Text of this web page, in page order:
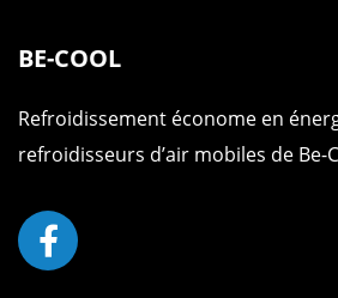
BE-COOL
Refroidissement économe en
refroidisseurs d’air mobiles de Be-